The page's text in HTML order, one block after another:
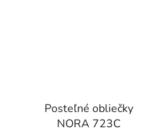
Posteľné obliečky
NORA 723C